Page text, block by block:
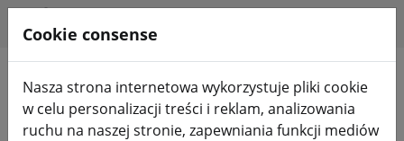
Szukaj produktów
Cookie consense
Nasza strona internetowa wykorzystuje pliki cookie
w celu personalizacji treści i reklam, analizowania
ruchu na naszej stronie, zapewniania funkcji mediów